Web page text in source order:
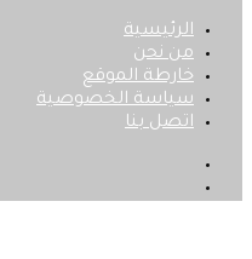
الرئيسية
من نحن
خارطة الموقع
سياسة الخصوصية
اتصل بنا